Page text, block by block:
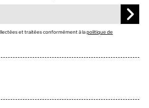
et traitées conformément à lapolitique de